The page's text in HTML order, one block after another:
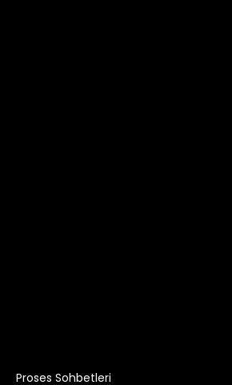
Proses Sohbetleri